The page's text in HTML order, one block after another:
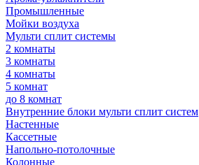
Промышленные
Мойки воздуха
Мульти сплит системы
2 комнаты
3 комнаты
4 комнаты
5 комнат
до 8 комнат
Внутренние блоки мульти сплит систем
Настенные
Кассетные
Напольно-потолочные
Колонные